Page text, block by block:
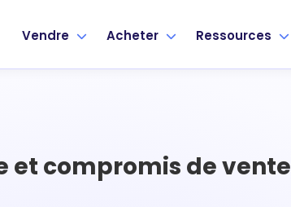
Vendre Acheter Ressources
et compromis de vente